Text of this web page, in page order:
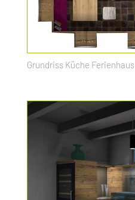
Grundriss Küche Ferienhaus